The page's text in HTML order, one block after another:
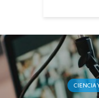
CIENCIA